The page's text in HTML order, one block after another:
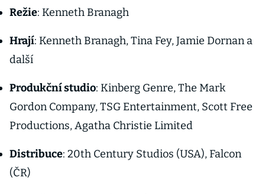
Režie: Kenneth Branagh
Hrají: Kenneth Branagh, Tina Fey, Jamie Dornan a
další
Produkční studio: Kinberg Genre, The Mark
Gordon Company, TSG Entertainment, Scott Free
Productions, Agatha Christie Limited
Distribuce: 20th Century Studios (USA), Falcon
(ČR)